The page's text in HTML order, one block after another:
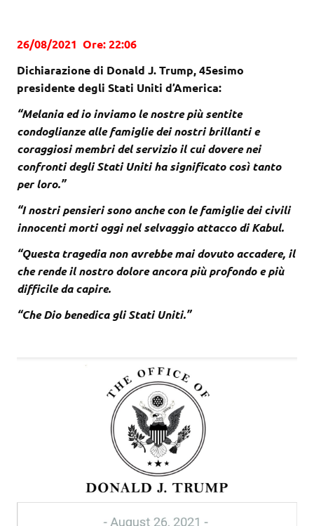
26/08/2021 Ore: 22:06
Dichiarazione di Donald J. Trump, 45esimo
presidente degli Stati Uniti d’America:
“Melania ed io inviamo le nostre più sentite
condoglianze alle famiglie dei nostri brillanti e
coraggiosi membri del servizio il cui dovere nei
confronti degli Stati Uniti ha significato così tanto
per loro.”
“I nostri pensieri sono anche con le famiglie dei civili
innocenti morti oggi nel selvaggio attacco di Kabul.
“Questa tragedia non avrebbe mai dovuto accadere, il
che rende il nostro dolore ancora più profondo e più
difficile da capire.
“Che Dio benedica gli Stati Uniti.”